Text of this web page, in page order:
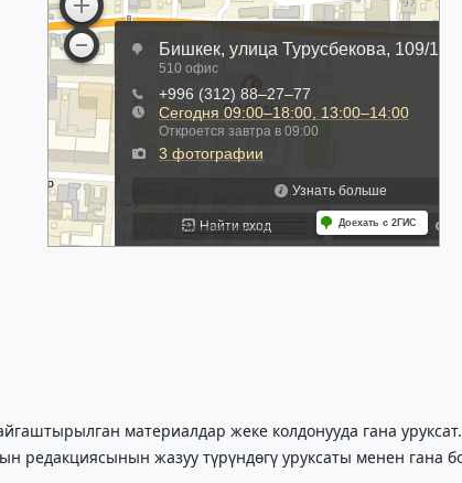
материалдар жеке колдонууда гана уруксат.
редакциясынын жазуу түрүндөгү уруксаты менен гана